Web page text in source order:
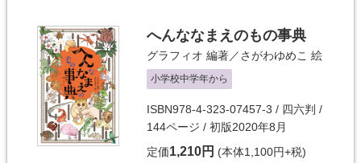
へんななまえのもの事典
グラフィオ 編著／さがわゆめこ 絵
小学校中学年から
ISBN978-4-323-07457-3 / 四六判 /
144ページ / 初版2020年8月
定価1,210円 (本体1,100円+税)